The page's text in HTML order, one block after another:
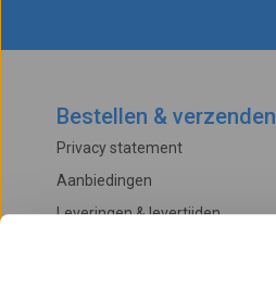
Bestellen & verzenden
Privacy statement
Aanbiedingen
Leveringen & levertijden